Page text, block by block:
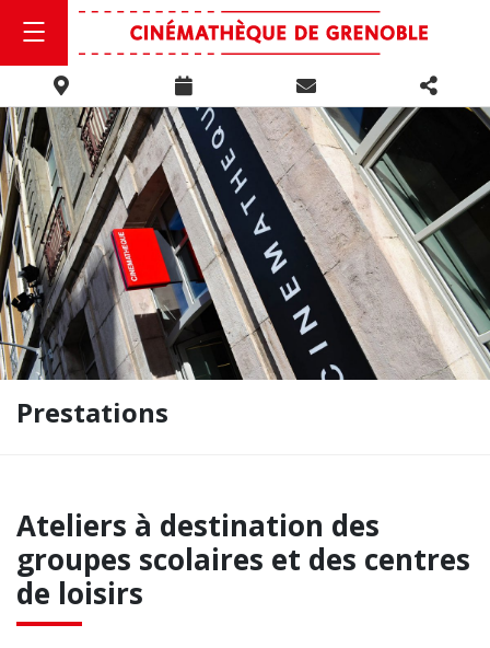
Prestations
Ateliers à destination des
groupes scolaires et des centres
de loisirs